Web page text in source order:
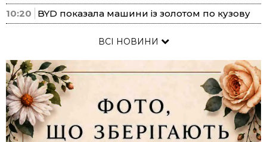
10:20
BYD показала машини із золотом по кузову
ВСІ НОВИНИ